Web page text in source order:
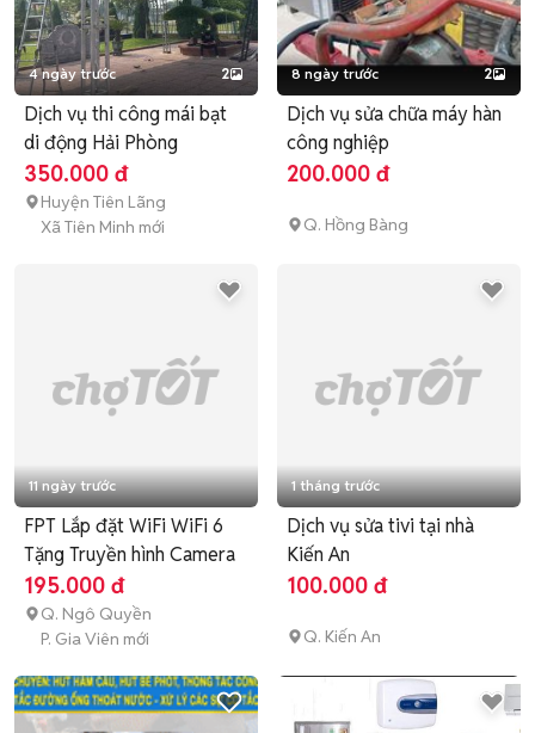
4 ngày trước 2
Dịch vụ thi công mái bạt
di động Hải Phòng
350.000 đ
Huyện Tiên Lãng
Xã Tiên Minh mới
8 ngày trước 2
Dịch vụ sửa chữa máy hàn
công nghiệp
200.000 đ
Q. Hồng Bàng
11 ngày trước
FPT Lắp đặt WiFi WiFi 6
Tặng Truyền hình Camera
195.000 đ
Q. Ngô Quyền
P. Gia Viên mới
1 tháng trước
Dịch vụ sửa tivi tại nhà
Kiến An
100.000 đ
Q. Kiến An